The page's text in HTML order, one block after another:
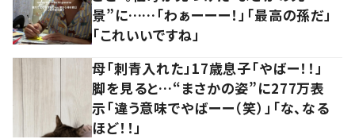
景”に……「わぁーーー！」「最高の孫だ」
「これいいですね」
母「刺青入れた」17歳息子「やばー！！」
脚を見ると…“まさかの姿”に277万表
示「違う意味でやばーー（笑）」「な、なる
ほど！！」